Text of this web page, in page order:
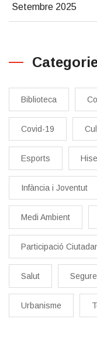
Setembre 2025
Biblioteca
Covid-19
Esports
Infància i Joventut
Medi Ambient
Participació
Salut
Urbanisme